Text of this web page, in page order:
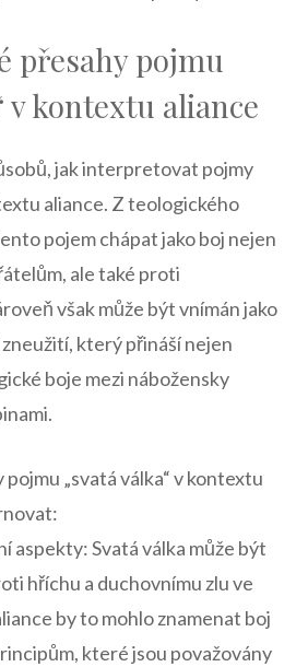
přesahy pojmu
v kontextu aliance
jak interpretovat pojmy
aliance. Z teologického
pojem chápat⁢ jako boj nejen
ale také ⁣proti
však může být vnímán jako
který přináší nejen
boje mezi nábožensky
„svatá válka“ v kontextu
aspekty: Svatá válka může být
hříchu a duchovnímu zlu ⁣ve
by to mohlo znamenat boj
které jsou považovány